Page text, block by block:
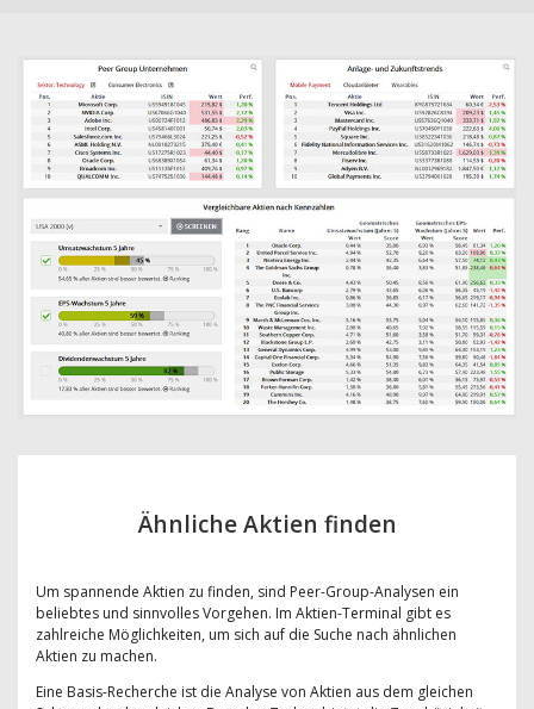
Ähnliche Aktien finden
Um spannende Aktien zu finden, sind Peer-Group-Analysen ein
beliebtes und sinnvolles Vorgehen. Im Aktien-Terminal gibt es
zahlreiche Möglichkeiten, um sich auf die Suche nach ähnlichen
Aktien zu machen.
Eine Basis-Recherche ist die Analyse von Aktien aus dem gleichen